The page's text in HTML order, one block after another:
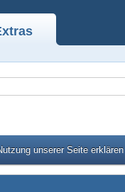
unserer Seite